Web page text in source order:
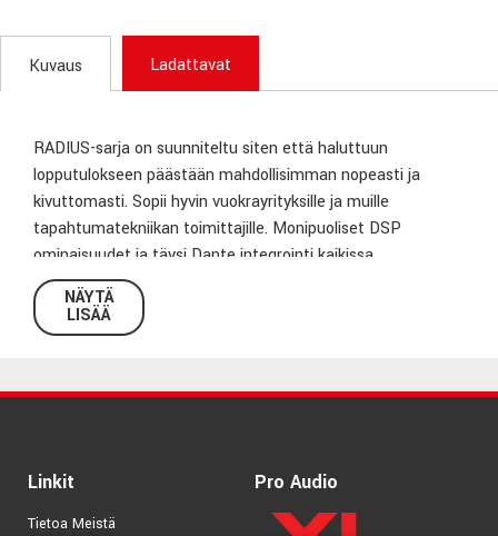
Kuvaus Ladattavat
RADIUS-sarja on suunniteltu siten että haluttuun
lopputulokseen päästään mahdollisimman nopeasti ja
kivuttomasti. Sopii hyvin vuokrayrityksille ja muille
tapahtumatekniikan toimittajille. Monipuoliset DSP
ominaisuudet ja täysi Dante integrointi kaikissa
järjestelmän komponenteissa takaa laadukkaan ja
joustavan lopputuloksen järjestelmän tai budjetin koosta
riippumatta.
Taajuusvaste: 27 Hz - 125 Hz.
Laskettu ulostulotaso: (whole space SPL) Average: 129
NÄYTÄ
LISÄÄ
Linkit
Tietoa Meistä
Pro Audio